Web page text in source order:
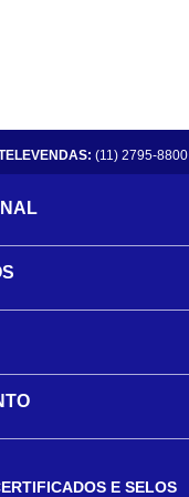
(11) 2795-8800
E SELOS